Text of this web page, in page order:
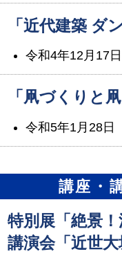
「近代建築 ダ
令和4年12月17
「凧づくりと
令和5年1月28日
講座・
特別展「絶景
講演会「近世